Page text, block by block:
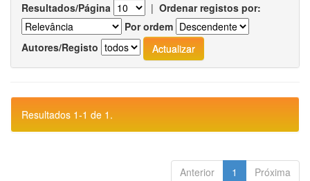
Resultados/Página | Ordenar registos por:
Por ordem
Autores/Registo
Resultados 1-1 de 1.
Anterior 1 Próxima